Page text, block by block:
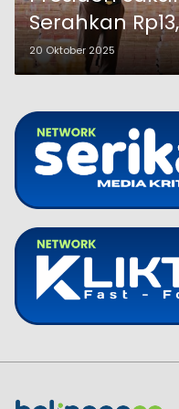
Serahkan
Korupsi ke
20 Oktober 2025